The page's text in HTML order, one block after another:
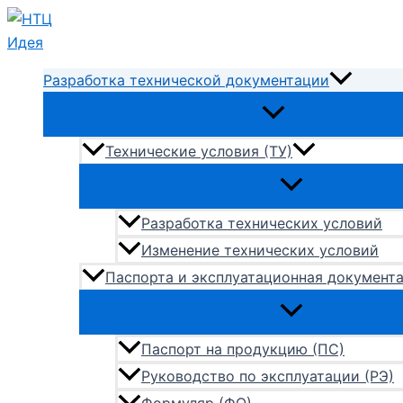
Перейти
к
Разработка технической документации
Технические условия (ТУ)
Разработка технических условий
Изменение технических условий
Паспорта и эксплуатационная
Паспорт на продукцию (ПС)
Руководство по эксплуатации (РЭ)